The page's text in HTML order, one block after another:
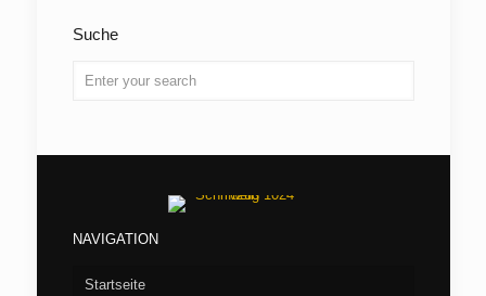
Suche
NAVIGATION
Startseite